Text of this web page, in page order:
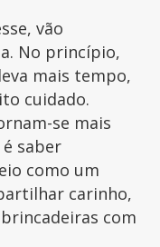
vão
No princípio,
mais tempo,
cuidado.
se mais
saber
como um
carinho,
com